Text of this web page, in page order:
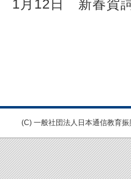
1月12日 新春賀
(C) 一般社団法人日本通信教育